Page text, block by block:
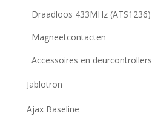
Draadloos 433MHz (ATS1236)
Magneetcontacten
Accessoires en deurcontrollers
Jablotron
Ajax Baseline